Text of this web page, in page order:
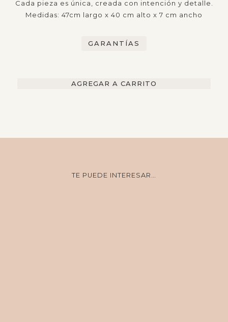
Cada pieza es única, creada con intención y detalle.
Medidas: 47cm largo x 40 cm alto x 7 cm ancho
GARANTÍAS
AGREGAR A CARRITO
TE PUEDE INTERESAR…